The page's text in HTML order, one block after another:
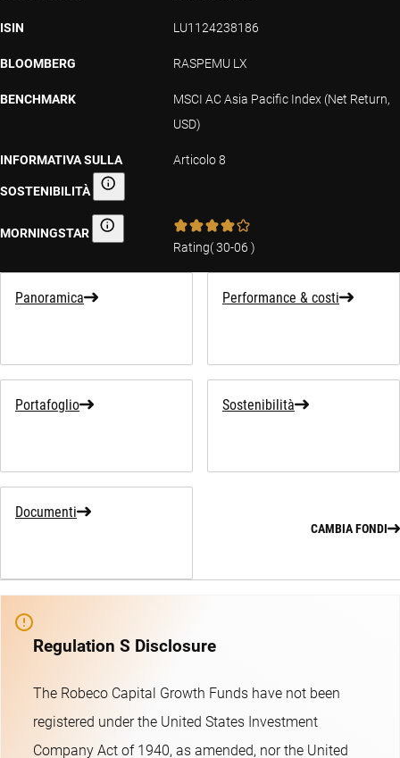
ISIN LU1124238186
BLOOMBERG RASPEMU LX
BENCHMARK
MSCI AC Asia Pacific Index (Net Return,
USD)
INFORMATIVA SULLA
SOSTENIBILITÀ Informativa sulla sostenibilità
Articolo 8
MORNINGSTAR Morningstar
Rating(30-06 )
Panoramica Performance & costi
Portafoglio Sostenibilità
Documenti
CAMBIA FONDI
Regulation S Disclosure
The Robeco Capital Growth Funds have not been
registered under the United States Investment
Company Act of 1940, as amended, nor the United